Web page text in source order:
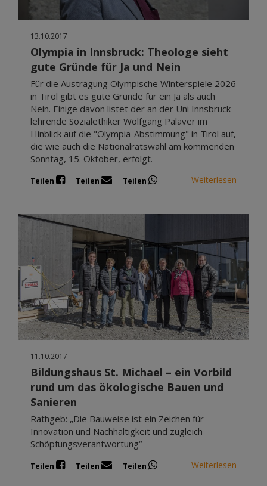
13.10.2017
Olympia in Innsbruck: Theologe sieht
gute Gründe für Ja und Nein
Für die Austragung Olympische Winterspiele 2026
in Tirol gibt es gute Gründe für ein Ja als auch
Nein. Einige davon listet der an der Uni Innsbruck
lehrende Sozialethiker Wolfgang Palaver im
Hinblick auf die "Olympia-Abstimmung" in Tirol auf,
die wie auch die Nationalratswahl am kommenden
Sonntag, 15. Oktober, erfolgt.
Teilen Teilen Teilen Weiterlesen
11.10.2017
Bildungshaus St. Michael – ein Vorbild
rund um das ökologische Bauen und
Sanieren
Rathgeb: „Die Bauweise ist ein Zeichen für
Innovation und Nachhaltigkeit und zugleich
Schöpfungsverantwortung“
Teilen Teilen Teilen Weiterlesen